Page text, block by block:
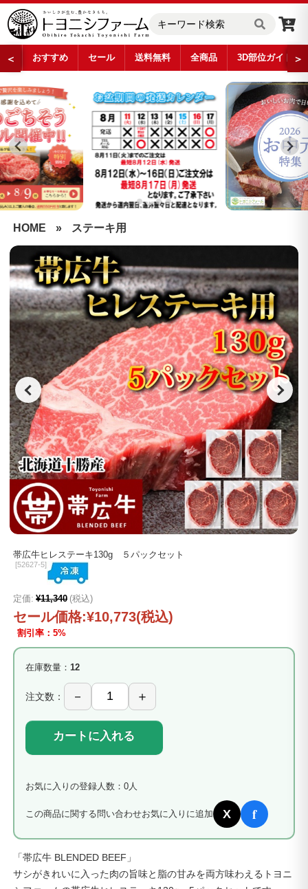
＜ おすすめ セール 送料無料 全商品 3D部位ガイド ＞
HOME » ステーキ用
帯広牛ヒレステーキ130g ５パックセット
[52627-5]
定価: ¥11,340 (税込)
セール価格:¥10,773(税込)
割引率：5%
在庫数量： 12
注文数：
カートに入れる
お気に入りの登録人数：0人
この商品に関する問い合わせお気に入りに追加 X f
「帯広牛 BLENDED BEEF」
サシがきれいに入った肉の旨味と脂の甘みを両方味わえるトヨニ